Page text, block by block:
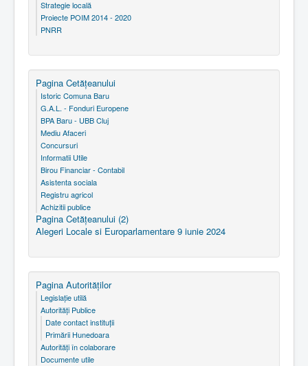
Strategie locală
Proiecte POIM 2014 - 2020
PNRR
Pagina Cetăţeanului
Istoric Comuna Baru
G.A.L. - Fonduri Europene
BPA Baru - UBB Cluj
Mediu Afaceri
Concursuri
Informatii Utile
Birou Financiar - Contabil
Asistenta sociala
Registru agricol
Achizitii publice
Pagina Cetăţeanului (2)
Alegeri Locale si Europarlamentare 9 iunie 2024
Pagina Autorităţilor
Legislaţie utilă
Autorităţi Publice
Date contact instituţii
Primării Hunedoara
Autorităţi în colaborare
Documente utile